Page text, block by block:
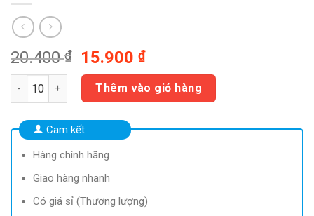
20.400₫
Giá
gốc
là:
20.400 ₫.
15.900₫Giá
hiện
tại
là:
15.900 ₫.
Ekydo mua 10 hộp + Tặng 1 hộp NAQTY số lượng
Thêm vào giỏ hàng
Cam kết:
Hàng chính hãng
Giao hàng nhanh
Có giá sỉ (Thương lượng)